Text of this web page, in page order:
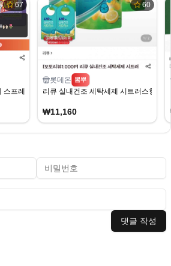
67
스프레이 후로랄 900ml x 4개 (14,460원) (무료)
60
롯데온 뽐뿌
리큐 실내건조 세탁세제 시트러스향 2L
₩11,160
댓글 작성